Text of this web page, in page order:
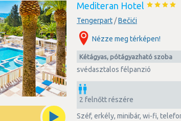
Mediteran Hotel
Tengerpart /Bečići
Nézze meg térképen!
kétágyas, pótágyazható szoba
svédasztalos félpanzió
2 felnőtt részére
széf, erkély, minibár, wi-fi, telefon, tv, zuhanyzós fürdőszoba,